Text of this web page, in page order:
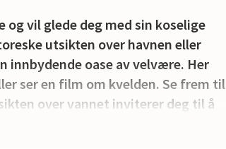
vil glede deg med sin koselige
utsikten over havnen eller
innbydende oase av velvære. Her
ser en film om kvelden. Se frem til
over vannet inviterer deg til å